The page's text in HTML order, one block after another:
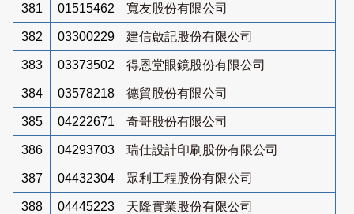
381 01515462 寬友股份有限公司
382 03300229 建信啟記股份有限公司
383 03373502 得恩堂眼鏡股份有限公司
384 03578218 德貿股份有限公司
385 04222671 奇哥股份有限公司
386 04293703 瑞仕設計印刷股份有限公司
387 04432304 眾利工程股份有限公司
388 04445223 天隆實業股份有限公司